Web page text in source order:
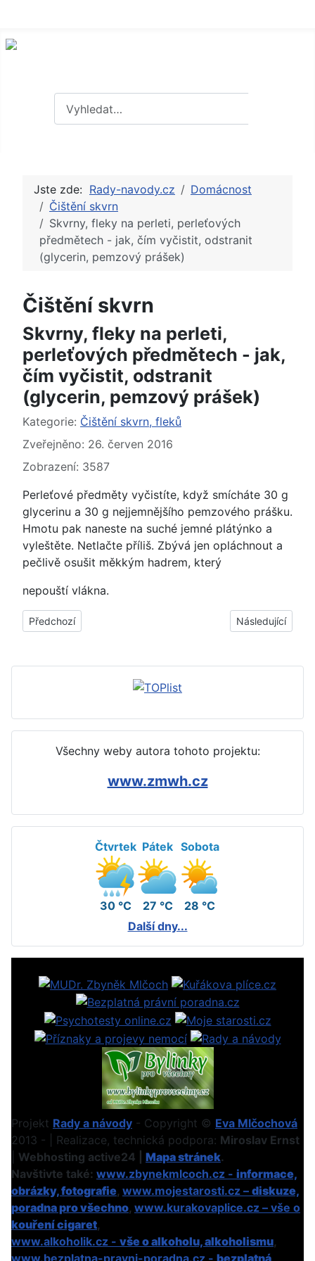
Jste zde: Rady-navody.cz
Domácnost
Čištění skvrn
Skvrny, fleky na perleti, perleťových
předmětech - jak, čím vyčistit, odstranit
(glycerin, pemzový prášek)
Čištění skvrn
Skvrny, fleky na perleti,
perleťových předmětech - jak,
čím vyčistit, odstranit
(glycerin, pemzový prášek)
Základní údaje
Kategorie: Čištění skvrn, fleků
Zveřejněno: 26. červen 2016
Zobrazení: 3587
Perleťové předměty vyčistíte, když smícháte 30 g
glycerinu a 30 g nejjemnějšího pemzového prášku.
Hmotu pak naneste na suché jemné plátýnko a
vyleštěte. Netlačte příliš. Zbývá jen opláchnout a
pečlivě osušit měkkým hadrem, který
nepouští vlákna.
Předchozí článek: Skvrny, fleky po oxidaci na bronzu,
Předchozí Další článek:
Následující
Všechny weby autora tohoto projektu:
www.zmwh.cz
Čtvrtek
30 °C
Pátek
27 °C
Sobota
28 °C
Další dny...
Projekt Rady a návody - Copyright © Eva Mlčochová
2013 - | Realizace, technická podpora: Miroslav Ernst
Webhosting active24 | Mapa stránek.
Navštivte také: www.zbynekmlcoch.cz - informace,
obrázky, fotografie, www.mojestarosti.cz – diskuze,
poradna pro všechno, www.kurakovaplice.cz – vše o
kouření cigaret,
www.alkoholik.cz - vše o alkoholu, alkoholismu,
www.bezplatna-pravni-poradna.cz - bezplatná